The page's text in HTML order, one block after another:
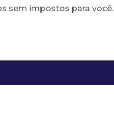
sem impostos para você.